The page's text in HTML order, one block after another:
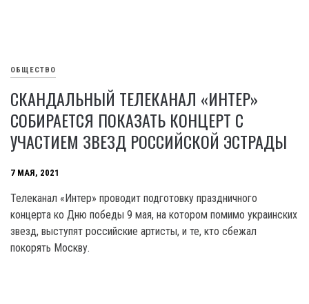
ОБЩЕСТВО
СКАНДАЛЬНЫЙ ТЕЛЕКАНАЛ «ИНТЕР»
СОБИРАЕТСЯ ПОКАЗАТЬ КОНЦЕРТ С
УЧАСТИЕМ ЗВЕЗД РОССИЙСКОЙ ЭСТРАДЫ
7 МАЯ, 2021
Телеканал «Интер» проводит подготовку праздничного
концерта ко Дню победы 9 мая, на котором помимо украинских
звезд, выступят российские артисты, и те, кто сбежал
покорять Москву.